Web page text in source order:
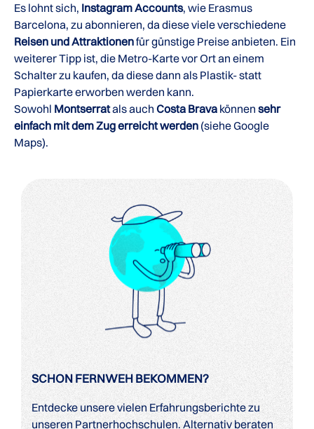
Es lohnt sich, Instagram Accounts, wie Erasmus
Barcelona, zu abonnieren, da diese viele verschiedene
Reisen und Attraktionenfür günstige Preise anbieten. Ein
weiterer Tipp ist, die Metro-Karte vor Ort an einem
Schalter zu kaufen, da diese dann als Plastik- statt
Papierkarte erworben werden kann.
Sowohl Montserratals auch Costa Brava können sehr
einfach mit dem Zug erreicht werden (siehe Google
Maps).
SCHON FERNWEH BEKOMMEN?
Entdecke unsere vielen Erfahrungsberichte zu
unseren Partnerhochschulen. Alternativ beraten